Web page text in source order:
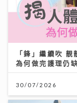
「鋒」繼續吹
為何做完護理仍
30/07/2026